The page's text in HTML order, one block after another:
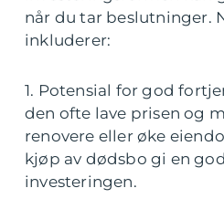
når du tar beslutninger.
inkluderer:
1. Potensial for god
den ofte lave prisen og
renovere eller øke
kjøp av dødsbo gi en
investeringen.